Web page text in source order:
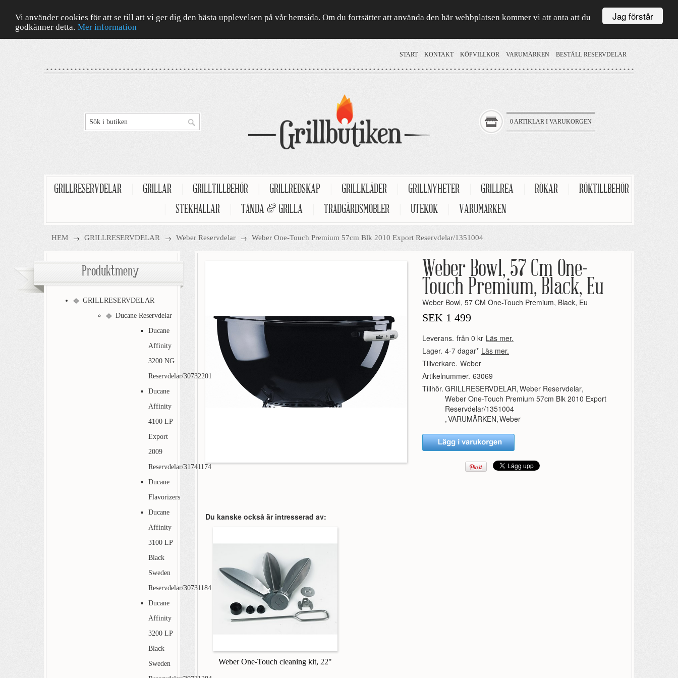
Jag förstår
Vi använder cookies för att se till att vi ger dig den bästa upplevelsen på vår hemsida. Om du fortsätter att använda den här webbplatsen kommer vi att anta att du
godkänner detta. Mer information
START KONTAKT KÖPVILLKOR VARUMÄRKEN BESTÄLL RESERVDELAR
0 ARTIKLAR I VARUKORGEN
GRILLRESERVDELAR GRILLAR GRILLTILLBEHÖR GRILLREDSKAP GRILLKLÄDER GRILLNYHETER GRILLREA RÖKAR
RÖKTILLBEHÖR
STEKHÄLLAR TÄNDA & GRILLA TRÄDGÅRDSMÖBLER UTEKÖK VARUMÄRKEN
HEM → GRILLRESERVDELAR → Weber Reservdelar → Weber One-Touch Premium 57cm Blk 2010 Export Reservdelar/1351004
Weber Bowl, 57 Cm One-
Touch Premium, Black, Eu
Weber Bowl, 57 CM One-Touch Premium, Black, Eu
SEK 1 499
Leverans. från 0 kr Läs mer.
Lager. 4-7 dagar* Läs mer.
Tillverkare. Weber
Artikelnummer. 63069
Tillhör. GRILLRESERVDELAR,Weber Reservdelar,
Weber One-Touch Premium 57cm Blk 2010 Export
Reservdelar/1351004
,VARUMÄRKEN,Weber
Du kanske också är intresserad av:
Weber One-Touch cleaning kit, 22"
Produktmeny
GRILLRESERVDELAR
Ducane Reservdelar
Ducane
Affinity
3200 NG
Reservdelar/30732201
Ducane
Affinity
4100 LP
Export
2009
Reservdelar/31741174
Ducane
Flavorizers
Ducane
Affinity
3100 LP
Black
Sweden
Reservdelar/30731184
Ducane
Affinity
3200 LP
Black
Sweden